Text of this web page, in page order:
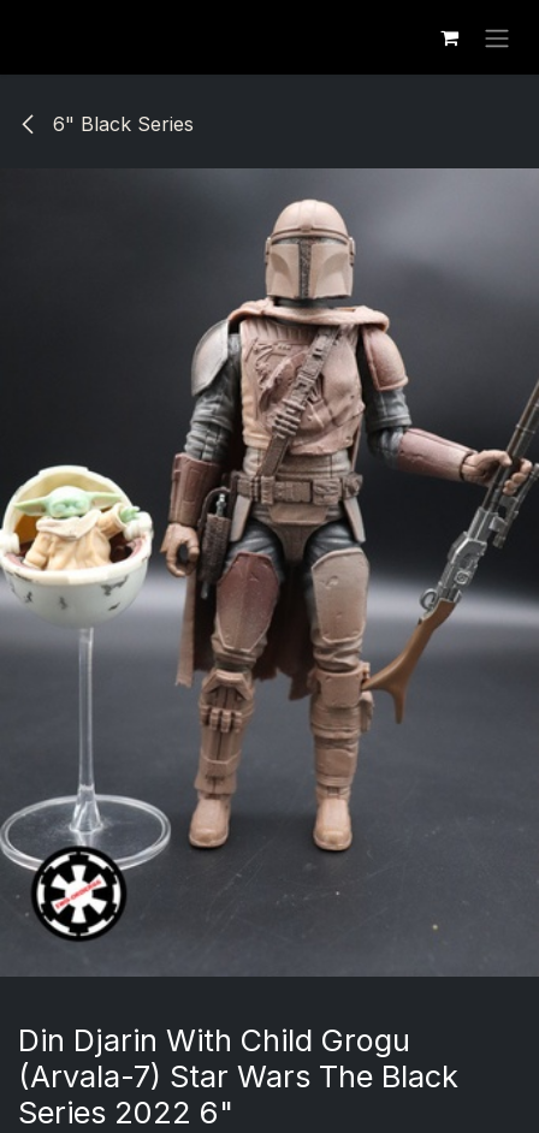
6" Black Series
Din Djarin With Child Grogu
(Arvala-7) Star Wars The Black
Series 2022 6"